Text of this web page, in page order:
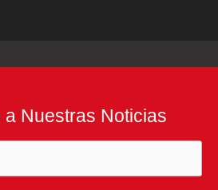
Nuestras Noticias